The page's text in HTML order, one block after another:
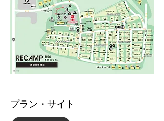
プラン・サイト